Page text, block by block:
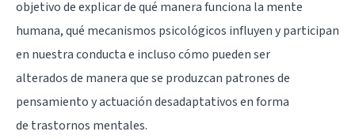
objetivo de explicar de qué manera funciona la mente
humana, qué mecanismos psicológicos influyen y participan
en nuestra conducta e incluso cómo pueden ser
alterados de manera que se produzcan patrones de
pensamiento y actuación desadaptativos en forma
de trastornos mentales.